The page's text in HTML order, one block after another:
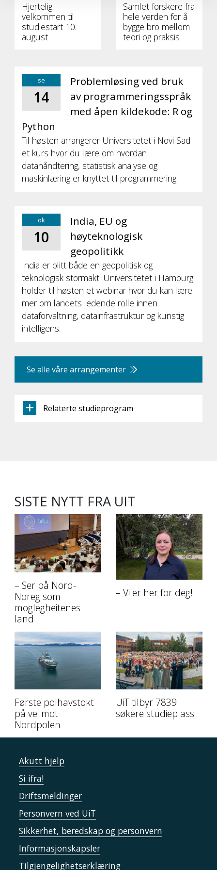
Hjertelig
velkommen til
studiestart 10.
august
Samlet forskere fra
hele verden for å
bygge bro mellom
teori og praksis
se
14
Problemløsing ved bruk
av programmeringsspråk
med åpen kildekode: R og
Python
Til høsten arrangerer Universitetet i Novi Sad
et kurs hvor du lære om hvordan
datahåndtering, statistisk analyse og
maskinlæring er knyttet til programmering.
ok
10
India, EU og
høyteknologisk
geopolitikk
India er blitt både en geopolitisk og
teknologisk stormakt. Universitetet i Hamburg
holder til høsten et webinar hvor du kan lære
mer om landets ledende rolle innen
dataforvaltning, datainfrastruktur og kunstig
intelligens.
Se alle våre arrangementer
Relaterte studieprogram
SISTE NYTT FRA UIT
– Ser på Nord-
Noreg som
moglegheitenes
land
– Vi er her for deg!
Første polhavstokt
på vei mot
Nordpolen
UiT tilbyr 7839
søkere studieplass
Akutt hjelp
Si ifra!
Driftsmeldinger
Personvern ved UiT
Sikkerhet, beredskap og personvern
Informasjonskapsler
Tilgjengelighetserklæring